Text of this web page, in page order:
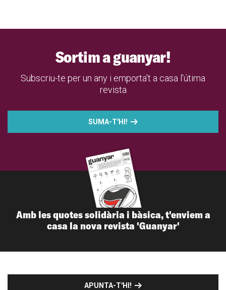
Sortim a guanyar!
Subscriu-te per un any i emporta't a casa l'útima
revista
SUMA-T'HI!
Amb les quotes solidària i bàsica, t'enviem a
casa la nova revista 'Guanyar'
APUNTA-T'HI!